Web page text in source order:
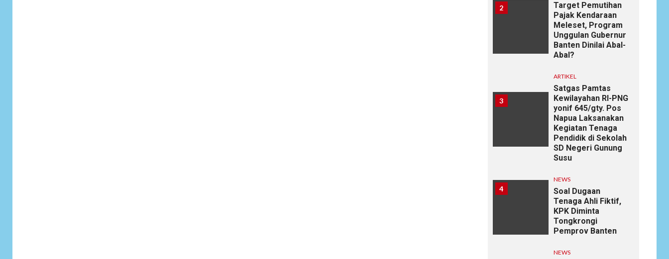
2
Target Pemutihan
Pajak Kendaraan
Meleset, Program
Unggulan Gubernur
Banten Dinilai Abal-
Abal?
3
ARTIKEL
Satgas Pamtas
Kewilayahan RI-PNG
yonif 645/gty. Pos
Napua Laksanakan
Kegiatan Tenaga
Pendidik di Sekolah
SD Negeri Gunung
Susu
4
NEWS
Soal Dugaan
Tenaga Ahli Fiktif,
KPK Diminta
Tongkrongi
Pemprov Banten
NEWS